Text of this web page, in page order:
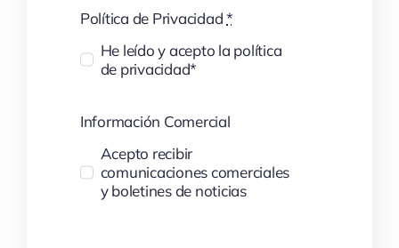
Política de Privacidad*
He leído y acepto la política
de privacidad*
Información Comercial
Acepto recibir
comunicaciones comerciales
y boletines de noticias